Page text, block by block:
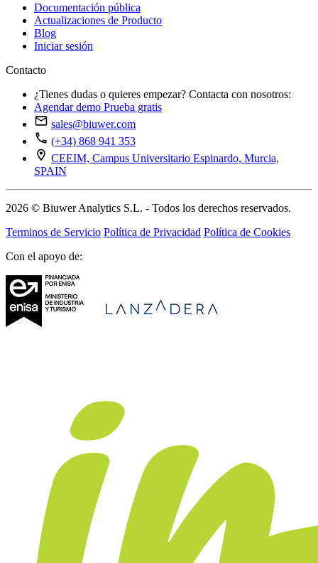
Documentación pública
Actualizaciones de Producto
Blog
Iniciar sesión
Contacto
¿Tienes dudas o quieres empezar? Contacta con nosotros:
Agendar demo Prueba gratis
sales@biuwer.com
(+34) 868 941 353
CEEIM, Campus Universitario Espinardo, Murcia,
SPAIN
2026 © Biuwer Analytics S.L. - Todos los derechos reservados.
Terminos de Servicio Política de Privacidad Política de Cookies
Con el apoyo de: